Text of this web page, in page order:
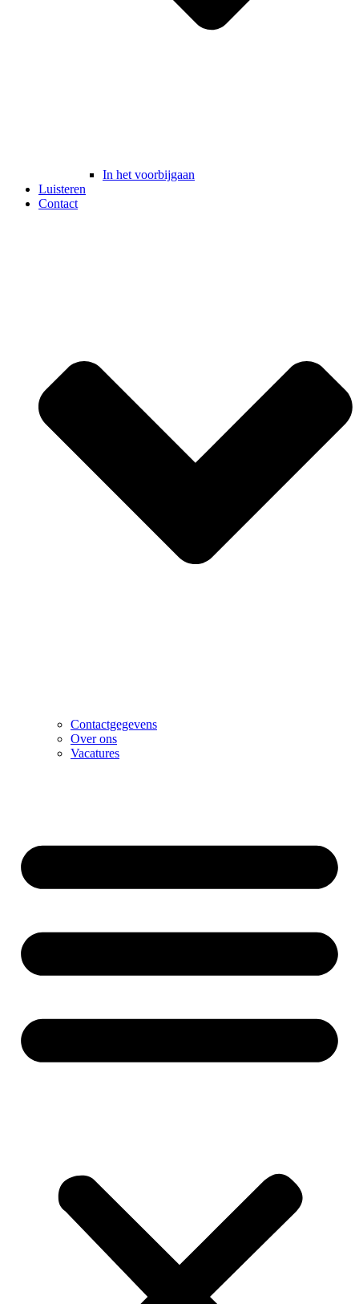
In het voorbijgaan
Luisteren
Contact
Contactgegevens
Over ons
Vacatures